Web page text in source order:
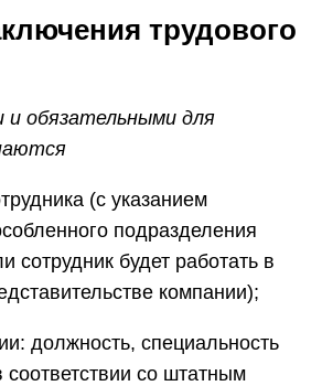
трудового
обязательными для
(с указанием
подразделения
сотрудник будет работать в
компании);
должность, специальность
со штатным